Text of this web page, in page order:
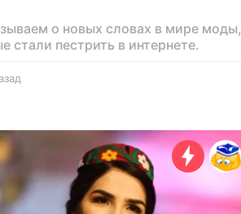
о новых словах в мире моды,
стали пестрить в интернете.
з
а